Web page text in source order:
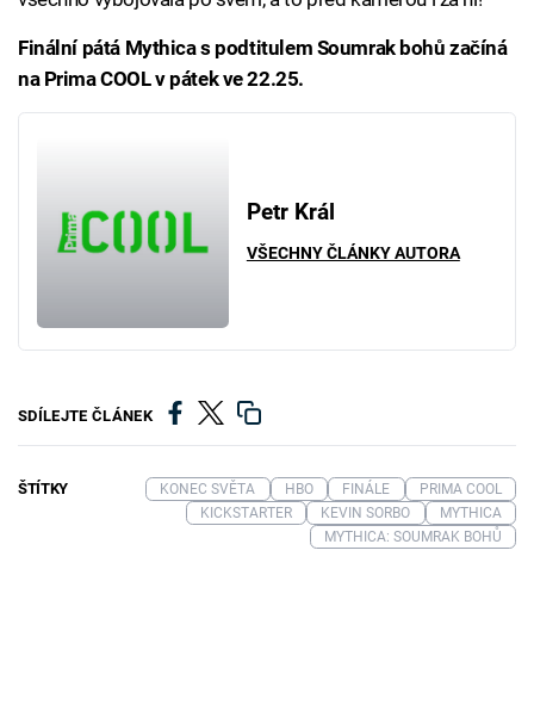
Finální pátá Mythica s podtitulem Soumrak bohů začíná
na Prima COOL v pátek ve 22.25.
Petr Král
VŠECHNY ČLÁNKY AUTORA
SDÍLEJTE ČLÁNEK
ŠTÍTKY KONEC SVĚTA HBO FINÁLE
PRIMA COOL
KICKSTARTER
KEVIN SORBO
MYTHICA
MYTHICA: SOUMRAK BOHŮ